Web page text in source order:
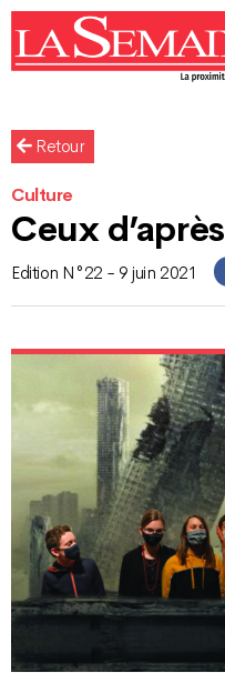
Retour
Culture
Ceux d’après
Edition N°22 - 9 juin 2021